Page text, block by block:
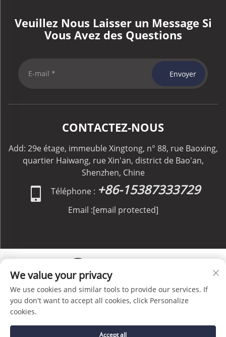
Veuillez Nous Laisser un Message Si
Vous Avez des Questions
Envoyer
CONTACTEZ-NOUS
Add: 29e étage, immeuble Xingtong, n° 88, rue Baoxing,
quartier Haiwang, rue Xin'an, district de Bao'an,
Shenzhen, Chine
Téléphone : +86-15387333729
Email :[email protected]
Copyright © C&C GLOBAL Logistics Co., Limited Tous
droits réservés -
Politique de confidentialité
We value your privacy
We use cookies and similar tools to provide our services. If
you don't want to accept all cookies, click Personalize
cookies.
Accept all